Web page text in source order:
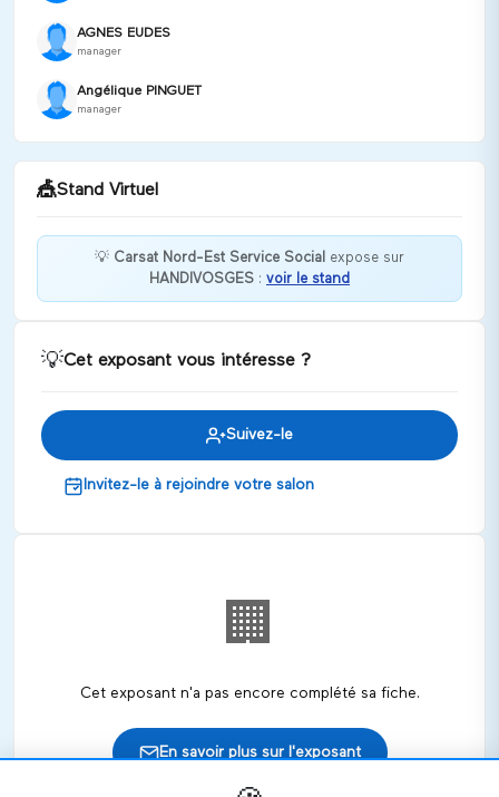
AGNES EUDES
manager
Angélique PINGUET
manager
🎪Stand Virtuel
💡 Carsat Nord-Est Service Social
expose sur
HANDIVOSGES : voir le stand
💡Cet exposant vous intéresse ?
Suivez-le
Invitez-le à rejoindre votre salon
🏢
Cet exposant n'a pas encore complété sa fiche.
En savoir plus sur l'exposant